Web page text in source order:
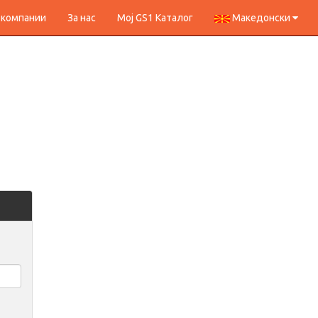
За нас Мој GS1 Каталог Македонски